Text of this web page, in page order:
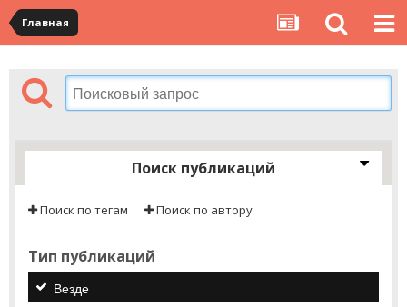
Главная
Поиск публикаций
Поиск по тегам Поиск по автору
Тип публикаций
Везде